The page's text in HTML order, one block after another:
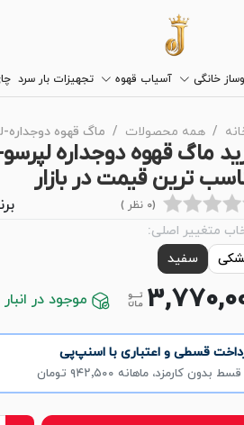
خانگی آسیاب قهوه تجهیزات بار سرد
همه محصولات ماگ قهوه دوجداره-
ماگ قهوه دوجداره
ترین قیمت در بازار
(0 نظر )
متغییر اصلی:
سفید
موجود در انبار
قسطی و اعتباری با اسنپ‌پی